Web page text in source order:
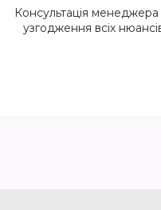
Консультація менеджера
узгодження всіх